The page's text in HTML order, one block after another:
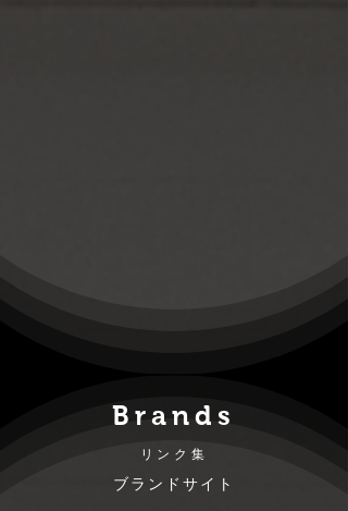
​Brands
リンク集
ブランドサイト